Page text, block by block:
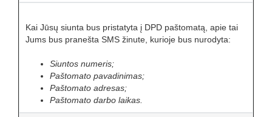
Kai Jūsų siunta bus pristatyta į DPD paštomatą, apie tai
Jums bus pranešta SMS žinute, kurioje bus nurodyta:
Siuntos numeris;
Paštomato pavadinimas;
Paštomato adresas;
Paštomato darbo laikas.